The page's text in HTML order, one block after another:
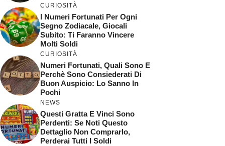
CURIOSITÀ
I Numeri Fortunati Per Ogni
Segno Zodiacale, Giocali
Subito: Ti Faranno Vincere
Molti Soldi
CURIOSITÀ
Numeri Fortunati, Quali Sono E
Perchè Sono Consiederati Di
Buon Auspicio: Lo Sanno In
Pochi
NEWS
Questi Gratta E Vinci Sono
Perdenti: Se Noti Questo
Dettaglio Non Comprarlo,
Perderai Tutti I Soldi